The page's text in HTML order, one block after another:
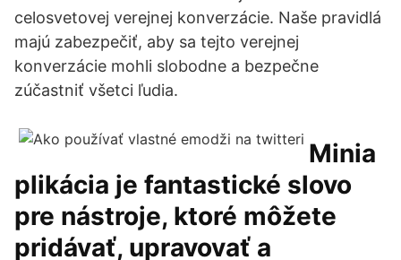
celosvetovej verejnej konverzácie. Naše pravidlá
majú zabezpečiť, aby sa tejto verejnej
konverzácie mohli slobodne a bezpečne
zúčastniť všetci ľudia.
Minia
plikácia je fantastické slovo
pre nástroje, ktoré môžete
pridávať, upravovať a